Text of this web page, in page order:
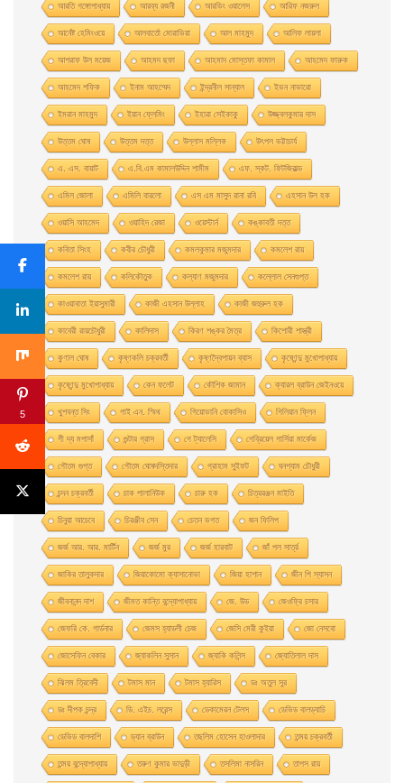
আরতি গঙ্গোপাধ্যায় আরব্য রজনী আরভিং ওয়ালেস আরিফ নজরুল
আর্নেষ্ট হেমিংওয়ে আলবার্তো মােরাভিয়া আল মাহমুদ আলিফ লায়লা
আশরাফ উল ময়েজ আহমদ ছফা আহমাদ মোস্তফা কামাল আহমেদ ফারুক
আহমেদ শফিক ইনাম আহম্মেদ ইন্দ্রনীল সান্যাল ইভন নাভারাে
ইমরান মাহমুদ ইয়ান ফ্লেমিং ইহারা সেইকাকু উজ্জ্বলকুমার দাস
উত্তম ঘােষ উত্তম দত্ত উল্লাস মল্লিক উৎপল ভট্টাচার্য
এ. এস. বায়াট এ.বি.এম কামালউদ্দিন শামীম এফ. স্কট. ফিটজিরাল্ড
এমিল জোলা এমিলি বারলো এস এম মাসুদ রানা রবি এহসান উল হক
ওয়াসি আহমেদ ওয়াহিদ রেজা ওয়েস্টার্ন কঙ্কাবতী দত্ত
কবিতা সিংহ কবীর চৌধুরী কমলকুমার মজুমদার কমলেশ রায়
কমলেশ রায় কলিকৌতুক কল্যাণ মজুমদার কল্লোল সেনগুপ্ত
কাওয়াবাতা ইয়াসুমারী কাজী এহসান উল্লাহ কাজী জহুরুল হক
কাবেরী রায়চৌধুরী কালিদাস কিরণ শঙ্কর মৈত্র কিশোরী শাস্ত্রী
কুণাল ঘোষ কৃষ্ণকলি চক্রবর্তী কৃষ্ণদ্বৈপায়ন ব্যাস কৃষ্ণেন্দু মুখােপাধ্যায়
কৃষ্ণেন্দু মুখোপাধ্যায় কেন ফলেট কৌশিক জামান ক্যারল ব্রাউন জেইনওয়ে
খুশবন্ত সিং গাই এন. স্মিথ গিয়ােভানি বােকাসিও গিলিয়ান ফ্লিন
গী দ্য মপাসাঁ গুন্টার গ্রাস গে ট্যালেসি গেব্রিয়েল গার্সিয়া মার্কেজ
গৌতম গুপ্ত গৌতম ঘোষদস্তিদার গ্রাহাম সুইফট ঘনশ্যাম চৌধুরী
চন্দন চক্রবর্তী চাক পালানিউক চারু হক চিত্ররঞ্জন মাইতি
চিনুয়া আচেবে চিরঞ্জীব সেন চেতন ভগত জন ফিলিপ
জর্জ আর. আর. মার্টিন জর্জ মুর জর্জ হারবাট জাঁ পল সার্ত্র
জাকির তালুকদার জিয়াকোমাে ক্যাসানােভা জিয়া হাশান জীন পি স্যাসন
জীবনানন্দ দাশ জীমত কান্তি বন্দ্যোপাধ্যায় জে. উড জেওফ্রি চসার
জেফরি কে. গার্ডনার জেমস হ্যাডলী চেজ জেসি মেরী কুইয়া জো নেসবো
জোসেফিন বেকার জ্যাকলিন সুসান জ্যাকি কলিন্স জ্যোতিলাল দাস
ঝিলম ত্রিবেদী টমাস মান টমাস হ্যারিস ডঃ অতুল সুর
ডঃ দীপক চন্দ্র ডি. এইচ. লরেন্স ডেকামেরন টেলস ডেভিড বালড্যাচি
ডেভিড বালদাশি ড্যান ব্রাউন তছলিম হোসেন হাওলাদার তন্ময় চক্রবর্তী
তন্ময় বন্দ্যোপাধ্যায় তরুণ কুমার ভাদুড়ী তসলিমা নাসরিন তাপস রায়
5